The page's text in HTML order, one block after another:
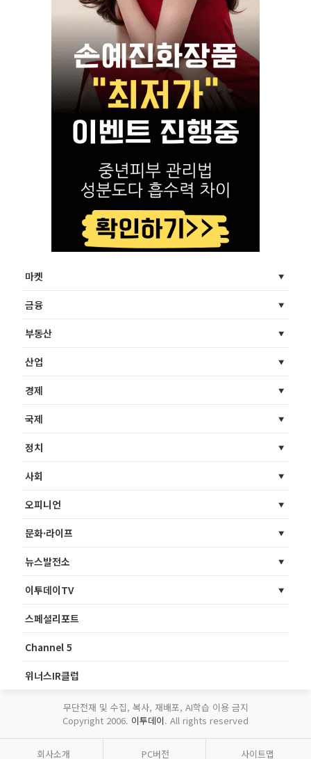
마켓
금융
부동산
산업
경제
국제
정치
사회
오피니언
문화·라이프
뉴스발전소
이투데이TV
스페셜리포트
Channel 5
위너스IR클럽
무단전재 및 수집, 복사, 재배포, AI학습 이용 금지
Copyright 2006. 이투데이. All rights reserved
회사소개 PC버전 사이트맵